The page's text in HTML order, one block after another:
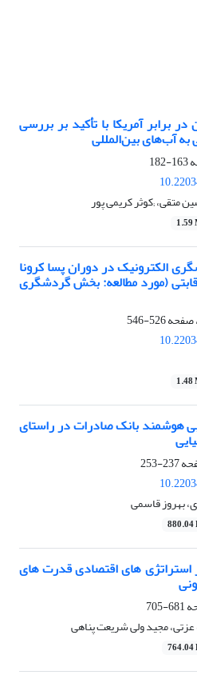
برابر آمریکا با تأکید بر بررسی
آب‌های بین‌المللی
163-182
متقی، ;کوثر کریمی پور
1.59
الکترونیک در دوران پسا کرونا
(مورد مطالعه: بخش گردشگری
526-546
1.48
هوشمند بانک صادرات در راستای
237-253
بهروز قاسمی
880.04
استراتژی های اقتصادی قدرت های
681-705
مجید ولی شریعت پناهی
764.04